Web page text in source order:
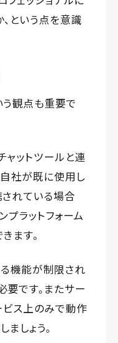
という点を意識
う観点も重要で
ャットツールと連
社が既に使用し
れている場合
プラットフォーム
ます。
る機能が制限され
です。またサー
ビス上のみで動作
しょう。